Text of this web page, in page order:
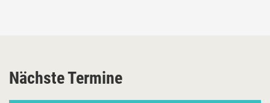
Nächste Termine